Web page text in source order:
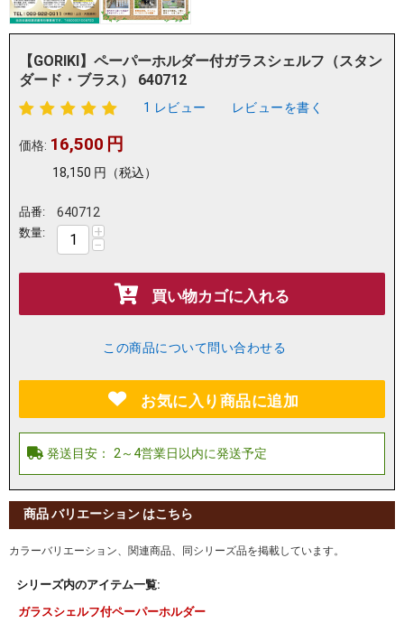
【GORIKI】ペーパーホルダー付ガラスシェルフ（スタン
ダード・ブラス） 640712
1 レビュー レビューを書く
価格: 16,500 円
18,150 円 （税込）
品番: 640712
数量: +
−
買い物カゴに入れる
この商品について問い合わせる
お気に入り商品に追加
商品 バリエーション はこちら
カラーバリエーション、関連商品、同シリーズ品を掲載しています。
シリーズ内のアイテム一覧:
ガラスシェルフ付ペーパーホルダー